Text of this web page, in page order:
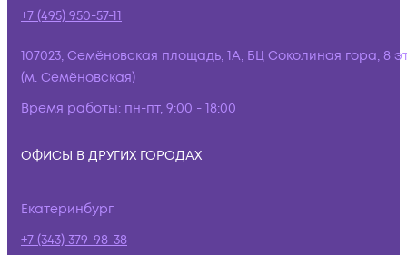
+7 (495) 950-57-11
107023, Семёновская площадь, 1А, БЦ Соколиная гора, 8
(м. Семёновская)
Время работы: пн-пт, 9:00 - 18:00
ОФИСЫ В ДРУГИХ ГОРОДАХ
Екатеринбург
+7 (343) 379-98-38